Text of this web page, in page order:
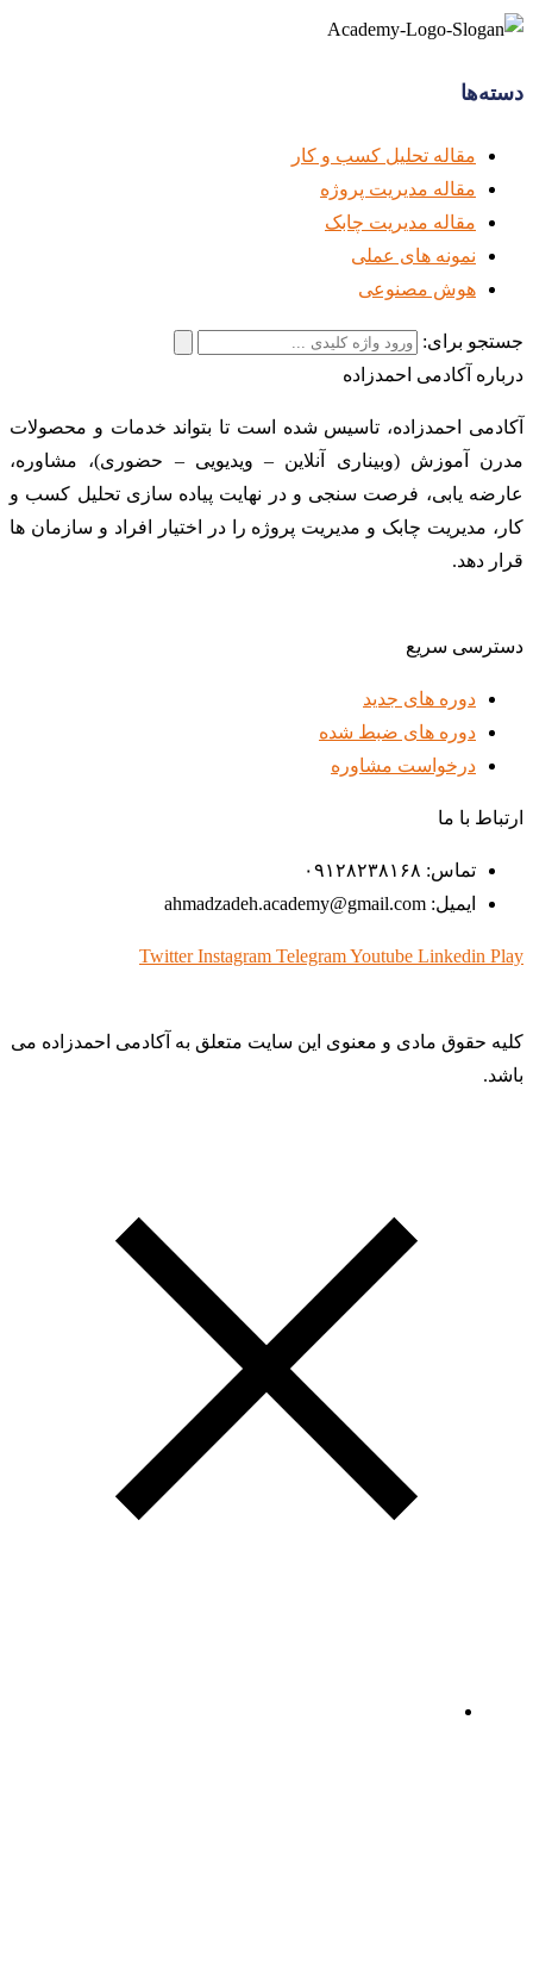
دسته‌ها
مقاله تحلیل کسب و کار
مقاله مدیریت پروژه
مقاله مدیریت چابک
نمونه های عملی
هوش مصنوعی
جستجو برای:
درباره آکادمی احمدزاده
آکادمی احمدزاده، تاسیس شده است تا بتواند خدمات و محصولات
مدرن آموزش (وبیناری آنلاین – ویدیویی – حضوری)، مشاوره،
عارضه یابی، فرصت سنجی و در نهایت پیاده سازی تحلیل کسب و
کار، مدیریت چابک و مدیریت پروژه را در اختیار افراد و سازمان ها
قرار دهد.
دسترسی سریع
دوره های جدید
دوره های ضبط شده
درخواست مشاوره
ارتباط با ما
تماس: ۰۹۱۲۸۲۳۸۱۶۸
ایمیل: ahmadzadeh.academy@gmail.com
Twitter Instagram TelegramYoutube Linkedin Play
کلیه حقوق مادی و معنوی این سایت متعلق به آکادمی احمدزاده می
باشد.